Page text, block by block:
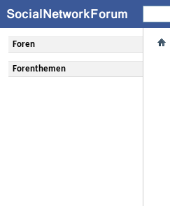
Foren
Forenthemen